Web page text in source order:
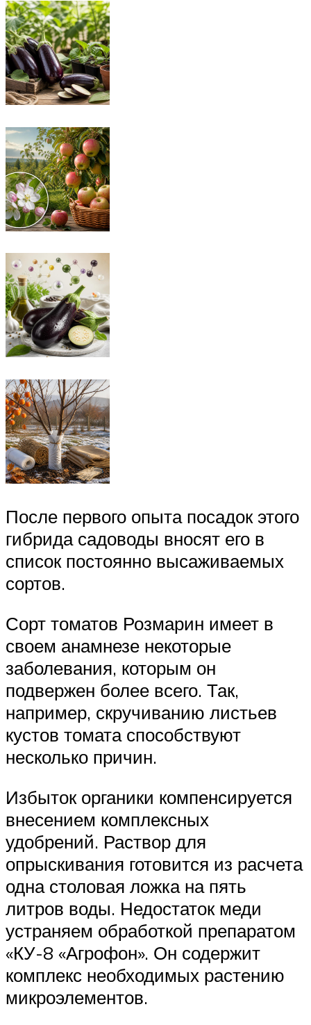
После первого опыта посадок этого
гибрида садоводы вносят его в
список постоянно высаживаемых
сортов.
Сорт томатов Розмарин имеет в
своем анамнезе некоторые
заболевания, которым он
подвержен более всего. Так,
например, скручиванию листьев
кустов томата способствуют
несколько причин.
Избыток органики компенсируется
внесением комплексных
удобрений. Раствор для
опрыскивания готовится из расчета
одна столовая ложка на пять
литров воды. Недостаток меди
устраняем обработкой препаратом
«КУ-8 «Агрофон». Он содержит
комплекс необходимых растению
микроэлементов.